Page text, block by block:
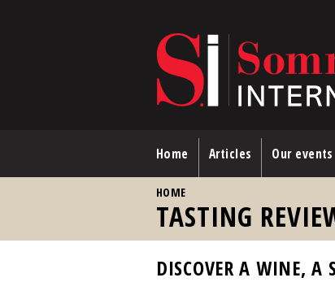
Home Articles Our events
HOME
TASTING
DISCOVER A WINE, A